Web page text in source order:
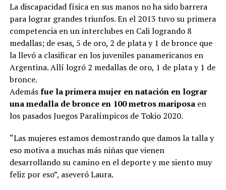
La discapacidad física en sus manos no ha sido barrera
para lograr grandes triunfos. En el 2013 tuvo su primera
competencia en un interclubes en Cali logrando 8
medallas; de esas, 5 de oro, 2 de plata y 1 de bronce que
la llevó a clasificar en los juveniles panamericanos en
Argentina. Allí logró 2 medallas de oro, 1 de plata y 1 de
bronce.
Ademásfue la primera mujer en natación en lograr
una medalla de bronce en 100 metros mariposaen
los pasados Juegos Paralímpicos de Tokio 2020.
“Las mujeres estamos demostrando que damos la talla y
eso motiva a muchas más niñas que vienen
desarrollando su camino en el deporte y me siento muy
feliz por eso”, aseveró Laura.